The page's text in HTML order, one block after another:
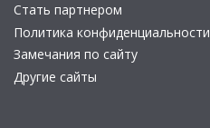
Стать партнером
Политика конфиденциальности
Замечания по сайту
Другие сайты